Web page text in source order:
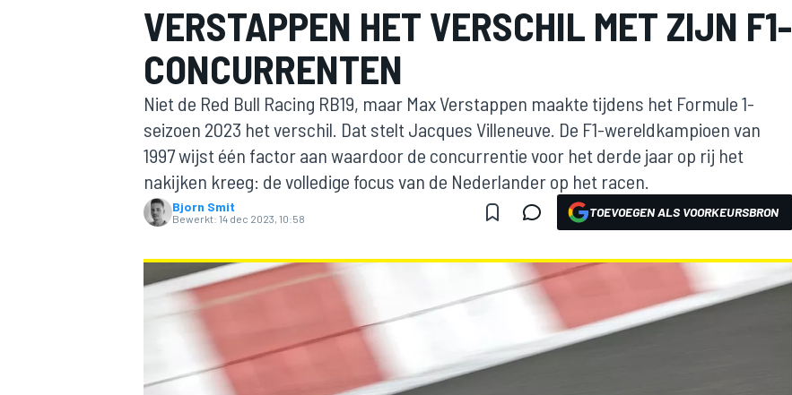
MOTOGP
VERSTAPPEN HET VERSCHIL MET ZIJN F1-
CONCURRENTEN
Niet de Red Bull Racing RB19, maar Max Verstappen maakte tijdens het Formule 1-
seizoen 2023 het verschil. Dat stelt Jacques Villeneuve. De F1-wereldkampioen van
1997 wijst één factor aan waardoor de concurrentie voor het derde jaar op rij het
nakijken kreeg: de volledige focus van de Nederlander op het racen.
Bjorn Smit
Bewerkt: 14 dec 2023, 10:58 TOEVOEGEN ALS VOORKEURSBRON